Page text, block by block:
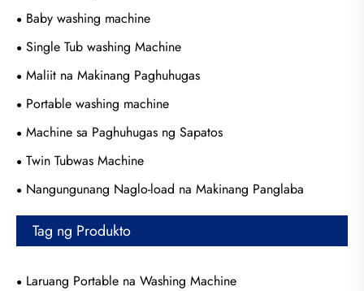
Baby washing machine
Single Tub washing Machine
Maliit na Makinang Paghuhugas
Portable washing machine
Machine sa Paghuhugas ng Sapatos
Twin Tubwas Machine
Nangungunang Naglo-load na Makinang Panglaba
Tag ng Produkto
Laruang Portable na Washing Machine